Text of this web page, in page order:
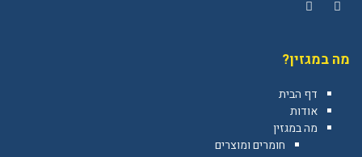
מה במגזין?
דף הבית
אודות
מה במגזין
חומרים ומוצרים